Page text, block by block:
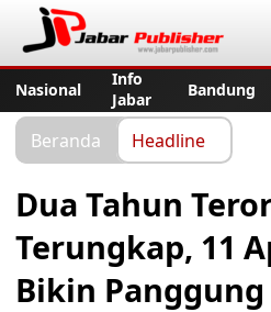
Nasional
Info
Jabar
Bandung
Beranda Headline
Dua Tahun
Terungkap, 11
Bikin